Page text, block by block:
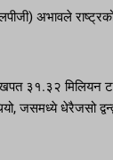
अभावले
खपत ३१.३२
जसमध्ये धेरैजसो